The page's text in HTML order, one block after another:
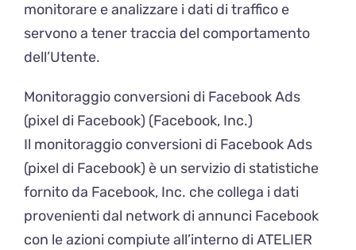
monitorare e analizzare i dati di traffico e
servono a tener traccia del comportamento
dell’Utente.
Monitoraggio conversioni di Facebook Ads
(pixel di Facebook) (Facebook, Inc.)
Il monitoraggio conversioni di Facebook Ads
(pixel di Facebook) è un servizio di statistiche
fornito da Facebook, Inc. che collega i dati
provenienti dal network di annunci Facebook
con le azioni compiute all’interno di ATELIER